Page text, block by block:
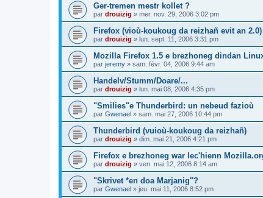
Ger-tremen mestr kollet ?
par drouizig » mer. nov. 29, 2006 3:02 pm
Firefox (vioù-koukoug da reizhañ evit an 2.0)
par drouizig » lun. sept. 11, 2006 3:31 pm
Mozilla Firefox 1.5 e brezhoneg dindan
par jeremy » sam. févr. 04, 2006 9:44 am
Handelv/Stumm/Doare/...
par drouizig » lun. mai 08, 2006 4:35 pm
"Smilies"e Thunderbird: un nebeud fazioù
par Gwenael » sam. mai 27, 2006 10:44 pm
Thunderbird (vuioù-koukoug da reizhañ)
par drouizig » dim. mai 21, 2006 4:21 pm
Firefox e brezhoneg war lec'hienn
par drouizig » ven. mai 12, 2006 8:14 am
"Skrivet *en doa Marjanig"?
par Gwenael » jeu. mai 11, 2006 8:52 pm